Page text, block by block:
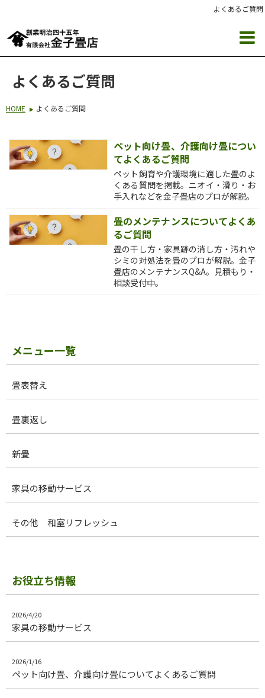
よくあるご質問
よくあるご質問
HOME よくあるご質問
ペット向け畳、介護向け畳につい
てよくあるご質問
ペット飼育や介護環境に適した畳のよ
くある質問を掲載。ニオイ・滑り・お
手入れなどを金子畳店のプロが解説。
畳のメンテナンスについてよくあ
るご質問
畳の干し方・家具跡の消し方・汚れや
シミの対処法を畳のプロが解説。金子
畳店のメンテナンスQ&A。見積もり・
相談受付中。
メニュー一覧
畳表替え
畳裏返し
​新畳
家具の移動サービス
その他 和室リフレッシュ
お役立ち情報
2026/4/20
家具の移動サービス
2026/1/16
ペット向け畳、介護向け畳についてよくあるご質問